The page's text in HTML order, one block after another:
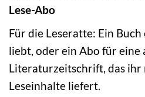
Lese-Abo
Für die Leseratte: Ein
liebt, oder ein Abo für eine
Literaturzeitschrift, das ihr
Leseinhalte liefert.